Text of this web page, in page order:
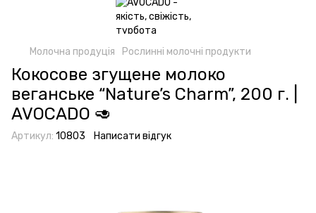
Молочна продуція Рослинні молочні продукти
Кокосове згущене молоко
веганське “Nature’s Charm”, 200 г. |
AVOCADO 🥑
Артикул: 10803 Написати відгук